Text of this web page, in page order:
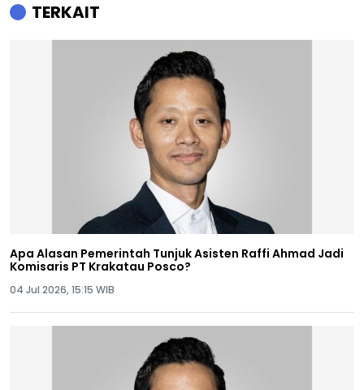
TERKAIT
Apa Alasan Pemerintah Tunjuk Asisten Raffi Ahmad Jadi
Komisaris PT Krakatau Posco?
04 Jul 2026, 15:15 WIB